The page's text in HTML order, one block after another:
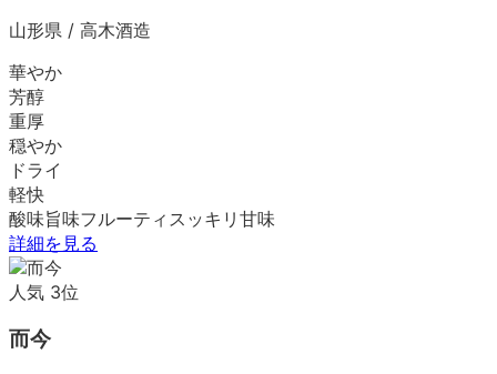
山形県 / 高木酒造
華やか
芳醇
重厚
穏やか
ドライ
軽快
酸味旨味フルーティ スッキリ 甘味
詳細を見る
人気 3位
而今